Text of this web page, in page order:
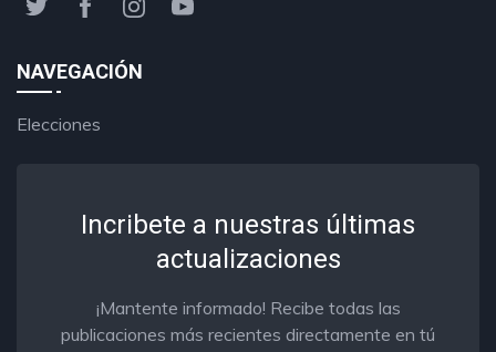
NAVEGACIÓN
Elecciones
Incribete a nuestras últimas
actualizaciones
¡Mantente informado! Recibe todas las
publicaciones más recientes directamente en tú